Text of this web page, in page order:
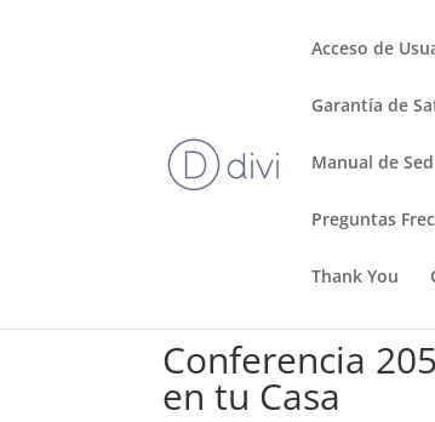
Acceso de
Garantía de
Manual de
Preguntas
Thank You
Conferencia
en tu Casa